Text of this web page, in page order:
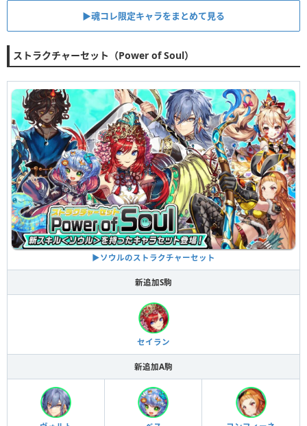
▶︎魂コレ限定キャラをまとめて見る
ストラクチャーセット（Power of Soul）
▶︎ソウルのストラクチャーセット
新追加S駒
セイラン
新追加A駒